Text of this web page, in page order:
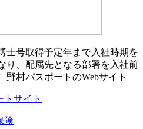
士号取得予定年まで入社時期を
り、配属先となる部署を入社前
野村パスポートのWebサイト
トサイト
険